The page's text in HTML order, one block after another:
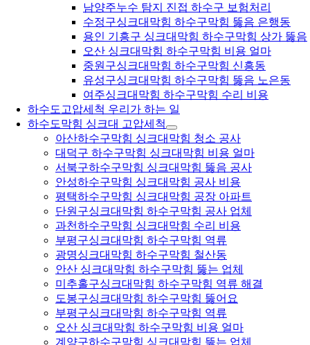
남양주누수 탐지 진접 하수구 보험처리
수정구싱크대막힘 하수구막힘 뚫음 은행동
용인 기흥구 싱크대막힘 하수구막힘 상가 뚫음
오산 싱크대막힘 하수구막힘 비용 얼마
중원구싱크대막힘 하수구막힘 신흥동
유성구싱크대막힘 하수구막힘 뚫음 노은동
여주싱크대막힘 하수구막힘 수리 비용
하수도고압세척 우리가 하는 일
하수도막힘 싱크대 고압세척
아산하수구막힘 싱크대막힘 청소 공사
대덕구 하수구막힘 싱크대막힘 비용 얼마
서북구하수구막힘 싱크대막힘 뚫음 공사
안성하수구막힘 싱크대막힘 공사 비용
평택하수구막힘 싱크대막힘 공장 아파트
단원구싱크대막힘 하수구막힘 공사 업체
과천하수구막힘 싱크대막힘 수리 비용
부평구싱크대막힘 하수구막힘 역류
광명싱크대막힘 하수구막힘 철산동
안산 싱크대막힘 하수구막힘 뚫는 업체
미추홀구싱크대막힘 하수구막힘 역류 해결
도봉구싱크대막힘 하수구막힘 뚫어요
부평구싱크대막힘 하수구막힘 역류
오산 싱크대막힘 하수구막힘 비용 얼마
계양구하수구막힘 싱크대막힘 뚫는 업체